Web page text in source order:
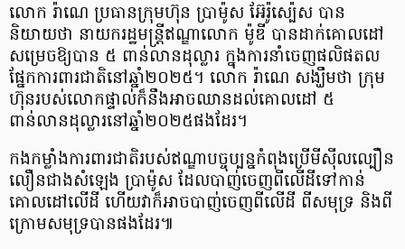
លោក រ៉ាណេ ប្រធានក្រុមហ៊ុន ប្រាម៉ូស អ៊ែរ៉ូស្ប៉េស បាន
និយាយថា នាយករដ្ឋមន្ត្រីឥណ្ឌាលោក ម៉ូឌី បានដាក់គោលដៅ
សម្រេចឱ្យបាន ៥ ពាន់លានដុល្លារ ក្នុងការនាំចេញផលិផតល
ផ្នែកការពារជាតិនៅឆ្នាំ២០២៥។ លោក រ៉ាណេ សង្ឃឹមថា ក្រុម
ហ៊ុនរបស់លោកផ្ទាល់ក៏នឹងអាចឈានដល់គោលដៅ ៥
ពាន់លានដុល្លារនៅឆ្នាំ២០២៥ផងដែរ។
កងកម្លាំងការពារជាតិរបស់ឥណ្ឌាបច្ចុប្បន្នកំពុងប្រើមីស៊ីលល្បឿន
លឿនជាងសំឡេង ប្រាម៉ូស ដែលបាញ់ចេញពីលើដីទៅកាន់
គោលដៅលើដី ហើយវាក៏អាចបាញ់ចេញពីលើដី ពីសមុទ្រ និងពី
ក្រោមសមុទ្របានផងដែរ៕